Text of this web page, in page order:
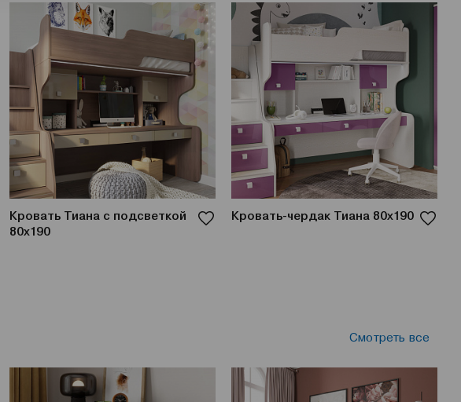
Кровать Тиана с подсветкой
80x190
Кровать-чердак Тиана 80x190
Смотреть все